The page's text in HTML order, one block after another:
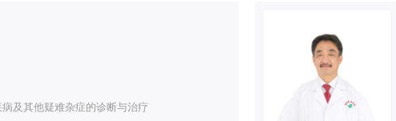
及其他疑难杂症的诊断与治疗